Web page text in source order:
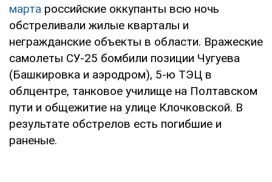
марта российские оккупанты всю ночь
обстреливали жилые кварталы и
негражданские объекты в области. Вражеские
самолеты СУ-25 бомбили позиции Чугуева
(Башкировка и аэродром), 5-ю ТЭЦ в
облцентре, танковое училище на Полтавском
пути и общежитие на улице Клочковской. В
результате обстрелов есть погибшие и
раненые.